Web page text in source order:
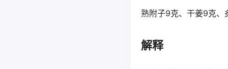
熟附子9克、干姜9克、
解释